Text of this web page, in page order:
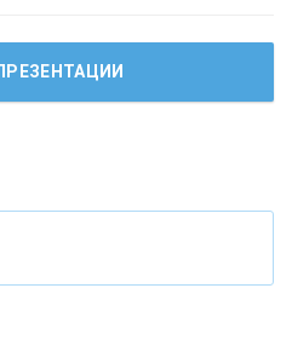
деньгами при цифровом